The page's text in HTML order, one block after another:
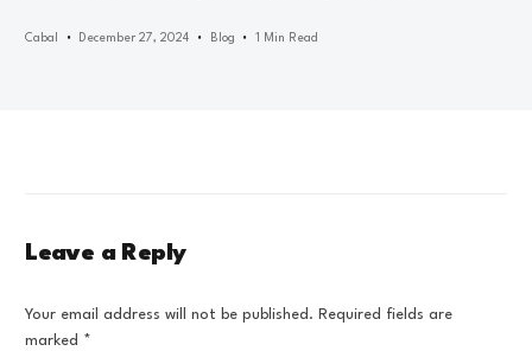
Cabal December 27, 2024 Blog 1 Min Read
Leave a Reply
Your email address will not be published. Required fields are
marked
*